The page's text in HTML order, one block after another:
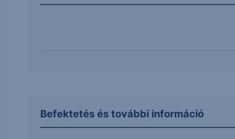
Befektetés és további információ